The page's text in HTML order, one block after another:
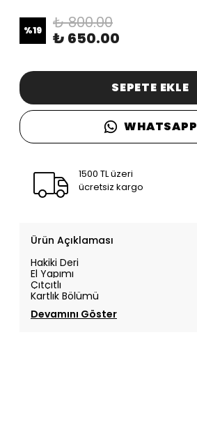
%19
₺ 800.00
₺ 650.00
SEPETE EKLE
WHATSAPP
1500 TL üzeri
ücretsiz kargo
Ürün Açıklaması
Hakiki Deri
El Yapımı
Çıtçıtlı
Kartlık Bölümü
Devamını Göster